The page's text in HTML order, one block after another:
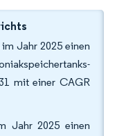
Jahr 2025 einen
mit einer CAGR
Jahr 2025 einen